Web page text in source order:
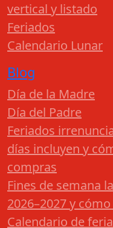
vertical y listado
Feriados
Calendario Lunar
Blog
Día de la Madre
Día del Padre
Feriados
días incluyen y
compras
Fines de semana
2026–2027 y
Calendario de